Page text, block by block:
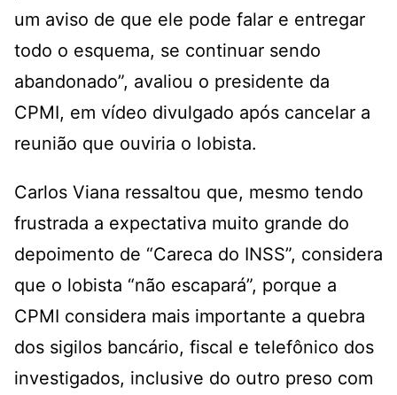
um aviso de que ele pode falar e entregar
todo o esquema, se continuar sendo
abandonado”, avaliou o presidente da
CPMI, em vídeo divulgado após cancelar a
reunião que ouviria o lobista.
Carlos Viana ressaltou que, mesmo tendo
frustrada a expectativa muito grande do
depoimento de “Careca do INSS”, considera
que o lobista “não escapará”, porque a
CPMI considera mais importante a quebra
dos sigilos bancário, fiscal e telefônico dos
investigados, inclusive do outro preso com